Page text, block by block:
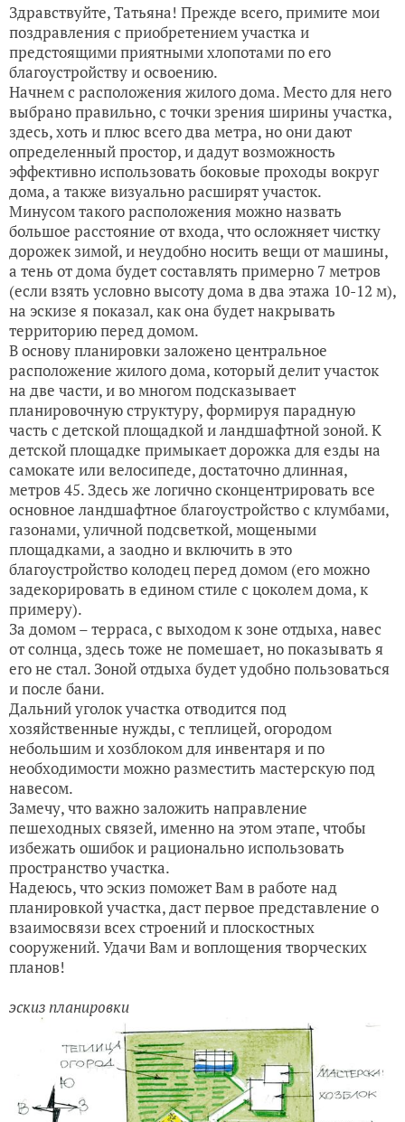
Здравствуйте, Татьяна! Прежде всего, примите мои
поздравления с приобретением участка и
предстоящими приятными хлопотами по его
благоустройству и освоению.
Начнем с расположения жилого дома. Место для него
выбрано правильно, с точки зрения ширины участка,
здесь, хоть и плюс всего два метра, но они дают
определенный простор, и дадут возможность
эффективно использовать боковые проходы вокруг
дома, а также визуально расширят участок.
Минусом такого расположения можно назвать
большое расстояние от входа, что осложняет чистку
дорожек зимой, и неудобно носить вещи от машины,
а тень от дома будет составлять примерно 7 метров
(если взять условно высоту дома в два этажа 10-12 м),
на эскизе я показал, как она будет накрывать
территорию перед домом.
В основу планировки заложено центральное
расположение жилого дома, который делит участок
на две части, и во многом подсказывает
планировочную структуру, формируя парадную
часть с детской площадкой и ландшафтной зоной. К
детской площадке примыкает дорожка для езды на
самокате или велосипеде, достаточно длинная,
метров 45. Здесь же логично сконцентрировать все
основное ландшафтное благоустройство с клумбами,
газонами, уличной подсветкой, мощеными
площадками, а заодно и включить в это
благоустройство колодец перед домом (его можно
задекорировать в едином стиле с цоколем дома, к
примеру).
За домом – терраса, с выходом к зоне отдыха, навес
от солнца, здесь тоже не помешает, но показывать я
его не стал. Зоной отдыха будет удобно пользоваться
и после бани.
Дальний уголок участка отводится под
хозяйственные нужды, с теплицей, огородом
небольшим и хозблоком для инвентаря и по
необходимости можно разместить мастерскую под
навесом.
Замечу, что важно заложить направление
пешеходных связей, именно на этом этапе, чтобы
избежать ошибок и рационально использовать
пространство участка.
Надеюсь, что эскиз поможет Вам в работе над
планировкой участка, даст первое представление о
взаимосвязи всех строений и плоскостных
сооружений. Удачи Вам и воплощения творческих
планов!
эскиз планировки